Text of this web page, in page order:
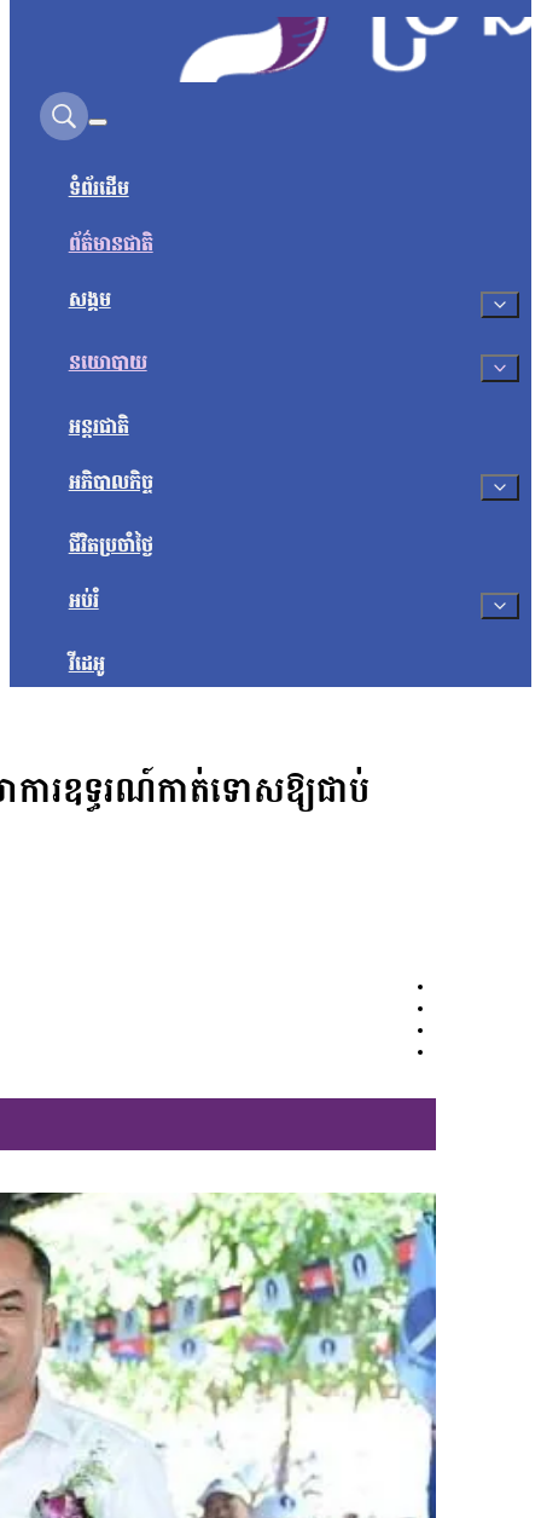
Search on this site
ទំព័រដើម
ព័ត៌មានជាតិ
សង្គម
នយោបាយ
អន្តរជាតិ
អភិបាលកិច្ច
ជីវិតប្រចាំថ្ងៃ
អប់រំ
វីដេអូ
ាការឧទ្ធរណ៍កាត់ទោសឱ្យជាប់